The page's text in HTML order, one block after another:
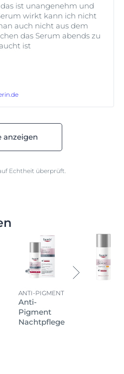
ist unangenehm und
wirkt kann ich nicht
auch nicht aus dem
das Serum abends zu
ist
anzeigen
Echtheit überprüft.
ANTI-PIGMENT
Anti-
Pigment
Nachtpflege